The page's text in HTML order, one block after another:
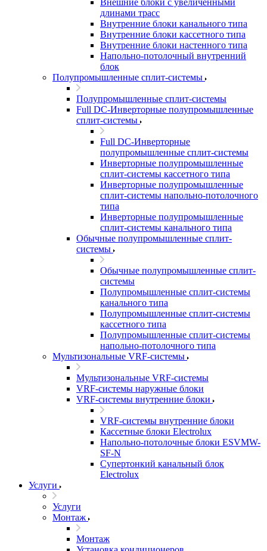
Внешние блоки с увеличенными
длинами трасс
Внутренние блоки канального типа
Внутренние блоки кассетного типа
Внутренние блоки настенного типа
Напольно-потолочный внутренний
блок
Полупромышленные сплит-системы
Полупромышленные сплит-системы
Full DC-Инверторные полупромышленные
сплит-системы
Full DC-Инверторные
полупромышленные сплит-системы
Инверторные полупромышленные
сплит-системы кассетного типа
Инверторные полупромышленные
сплит-системы напольно-потолочного
типа
Инверторные полупромышленные
сплит-системы канального типа
Обычные полупромышленные сплит-
системы
Обычные полупромышленные сплит-
системы
Полупромышленные сплит-системы
канального типа
Полупромышленные сплит-системы
кассетного типа
Полупромышленные сплит-системы
напольно-потолочного типа
Мультизональные VRF-системы
Мультизональные VRF-системы
VRF-системы наружные блоки
VRF-системы внутренние блоки
VRF-системы внутренние блоки
Кассетные блоки Electrolux
Напольно-потолочные блоки ESVMW-
SF-N
Супертонкий канальный блок
Electrolux
Услуги
Услуги
Монтаж
Монтаж